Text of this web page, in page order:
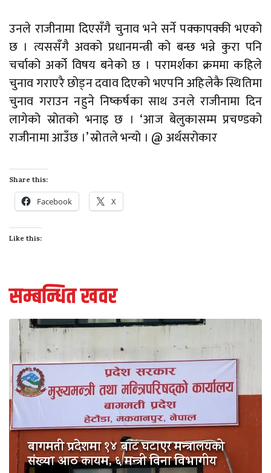
उनले राजीनामा दिएसँगै चुनाव भने सर्ने पक्कापक्की भएको
छ । त्यससँगै अवको प्रधानमन्त्री को बन्छ भन्ने कुरा पनि
चर्चाको अर्को विषय बनेको छ । परामर्शका क्रममा कहिले
चुनाव गराएरै छोड्न दवाव दिएको भएपनि अहिलेकै स्थितिमा
चुनाव गराउन नहुने निष्कर्षका साथ उनले राजीनामा दिन
लागेको स्रोतको भनाइ छ । ‘आज बेलुकासम्म प्रचण्डको
राजीनामा आउँछ ।’ स्रोतले भन्यो । @ अर्थसरोकार
Share this:
Facebook X
Like this:
सम्बन्धित खवर
बागमती प्रदेशमा १४ बाट घटाएर मन्त्रालयको
संख्या आठ कायम, ६ मन्त्री विना विभागीय